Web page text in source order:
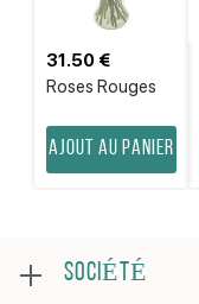
Roses Rouges
31.50 €
Ajout au panier
SOCIÉTÉ